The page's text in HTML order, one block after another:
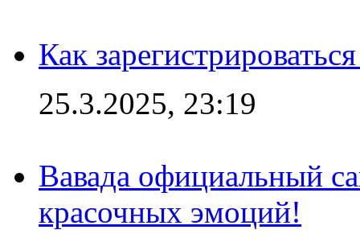
Как
25.3.2025, 23:19
Вавада официальный
красочных эмоций!